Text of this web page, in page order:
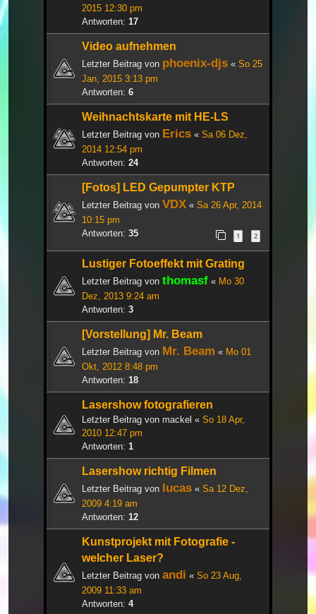
2015 12:30 pm
Antworten: 17
Video aufnehmen
Letzter Beitrag von phoenix-djs « So 25
Jan, 2015 3:13 pm
Antworten: 6
Weihnachtskarte mit HE-LS
Letzter Beitrag von Erics « Sa 06 Dez,
2014 12:54 pm
Antworten: 24
[Fotos] LED Gepumpter KTP
Letzter Beitrag von VDX « Sa 26 Apr, 2014
10:15 pm
Antworten: 35 1 2
Lustiger Fotoeffekt mit Grating
Letzter Beitrag von thomasf « Mo 30
Dez, 2013 9:24 am
Antworten: 3
[Vorstellung] Mr. Beam
Letzter Beitrag von Mr. Beam « Mo 01
Okt, 2012 8:48 pm
Antworten: 18
Lasershow fotografieren
Letzter Beitrag von mackel « So 18 Apr,
2010 12:47 pm
Antworten: 1
Lasershow richtig Filmen
Letzter Beitrag von lucas « Sa 12 Dez,
2009 4:19 am
Antworten: 12
Kunstprojekt mit Fotografie -
welcher Laser?
Letzter Beitrag von andi « So 23 Aug,
2009 11:33 am
Antworten: 4